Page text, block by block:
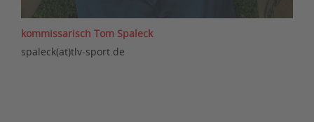
kommissarisch Tom Spaleck
spaleck(at)tlv-sport.de